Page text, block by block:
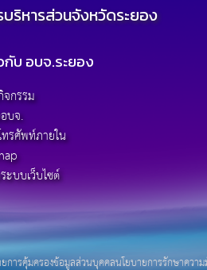
ริหารส่วนจังหวัดระยอง
กับ อบจ.ระยอง
จกรรม
บจ.
ทรศัพท์ภายใน
ะบบเว็บไซต์
การคุ้มครองข้อมูลส่วนบุคคลนโยบายการรักษาควา